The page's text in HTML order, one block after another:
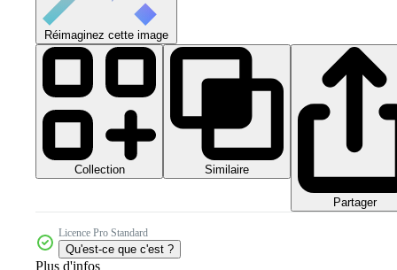
Réimaginez cette image
Collection Similaire
Partager
Licence Pro Standard
Qu'est-ce que c'est ?
Plus d'infos